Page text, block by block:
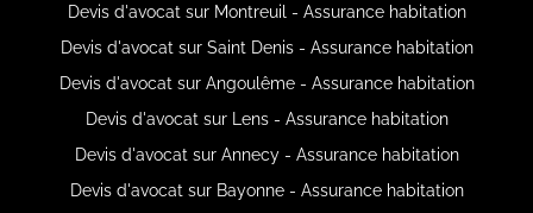
Devis d'avocat sur Montreuil - Assurance habitation
Devis d'avocat sur Saint Denis - Assurance habitation
Devis d'avocat sur Angoulême - Assurance habitation
Devis d'avocat sur Lens - Assurance habitation
Devis d'avocat sur Annecy - Assurance habitation
Devis d'avocat sur Bayonne - Assurance habitation